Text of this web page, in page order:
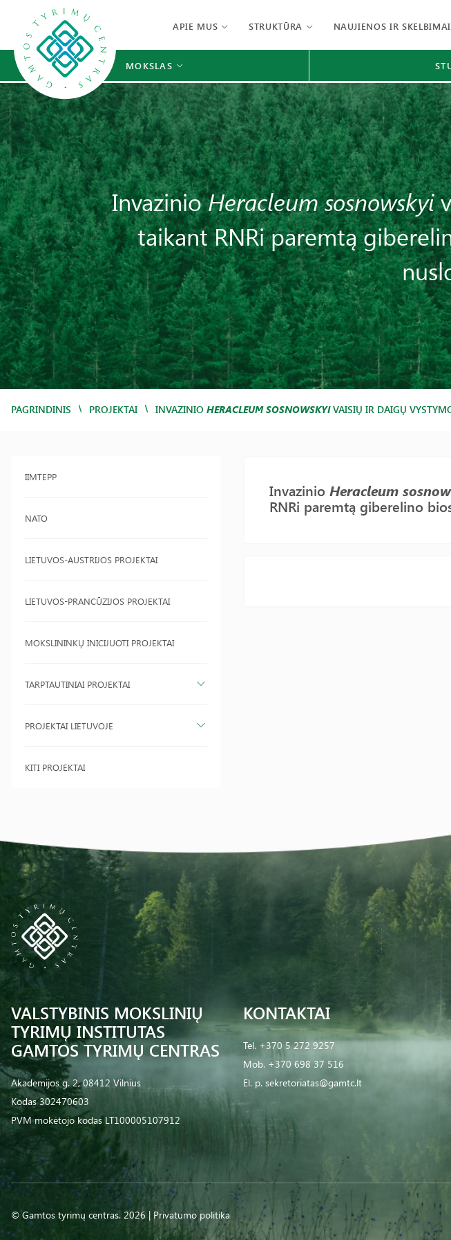
APIE MUS STRUKTŪRA NAUJIENOS IR SKELBIMAI
MOKSLAS
InvazinioHeracleum sosnowskyi
taikant RNRi paremtą
PAGRINDINIS / PROJEKTAI / INVAZINIO HERACLEUM SOSNOWSKYIVAISIŲ IR DAIGŲ
IIMTEPP
NATO
LIETUVOS-AUSTRIJOS PROJEKTAI
LIETUVOS-PRANCŪZIJOS PROJEKTAI
MOKSLININKŲ INICIJUOTI PROJEKTAI
TARPTAUTINIAI PROJEKTAI
PROJEKTAI LIETUVOJE
KITI PROJEKTAI
Invazinio Heracleum
RNRi paremtą giberelino
VALSTYBINIS MOKSLINIŲ
TYRIMŲ INSTITUTAS
GAMTOS TYRIMŲ CENTRAS
Akademijos g. 2, 08412 Vilnius
Kodas 302470603
PVM mokėtojo kodas LT100005107912
KONTAKTAI
Tel. +370 5 272 9257
Mob. +370 698 37 516
El. p. sekretoriatas@gamtc.lt
© Gamtos tyrimų centras. 2026 | Privatumo politika